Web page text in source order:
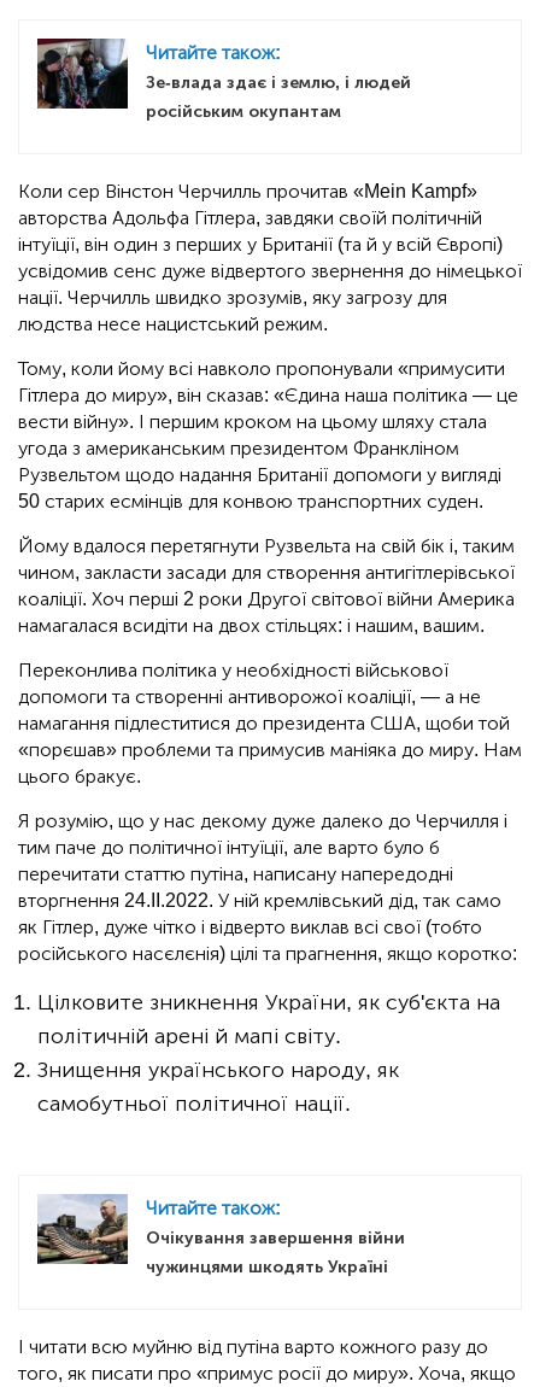
Читайте також:
Зе-влада здає і землю, і людей
російським окупантам
Коли сер Вінстон Черчилль прочитав «Mein Kampf»
авторства Адольфа Гітлера, завдяки своїй політичній
інтуїції, він один з перших у Британії (та й у всій Європі)
усвідомив сенс дуже відвертого звернення до німецької
нації. Черчилль швидко зрозумів, яку загрозу для
людства несе нацистський режим.
Тому, коли йому всі навколо пропонували «примусити
Гітлера до миру», він сказав: «Єдина наша політика — це
вести війну». І першим кроком на цьому шляху стала
угода з американським президентом Франкліном
Рузвельтом щодо надання Британії допомоги у вигляді
50 старих есмінців для конвою транспортних суден.
Йому вдалося перетягнути Рузвельта на свій бік і, таким
чином, закласти засади для створення антигітлерівської
коаліції. Хоч перші 2 роки Другої світової війни Америка
намагалася всидіти на двох стільцях: і нашим, вашим.
Переконлива політика у необхідності військової
допомоги та створенні антиворожої коаліції, — а не
намагання підлеститися до президента США, щоби той
«порєшав» проблеми та примусив маніяка до миру. Нам
цього бракує.
Я розумію, що у нас декому дуже далеко до Черчилля і
тим паче до політичної інтуїції, але варто було б
перечитати статтю путіна, написану напередодні
вторгнення 24.II.2022. У ній кремлівський дід, так само
як Гітлер, дуже чітко і відверто виклав всі свої (тобто
російського насєлєнія) цілі та прагнення, якщо коротко:
Цілковите зникнення України, як суб'єкта на
політичній арені й мапі світу.
Знищення українського народу, як
самобутньої політичної нації.
Читайте також:
Очікування завершення війни
чужинцями шкодять Україні
І читати всю муйню від путіна варто кожного разу до
того, як писати про «примус росії до миру». Хоча, якщо